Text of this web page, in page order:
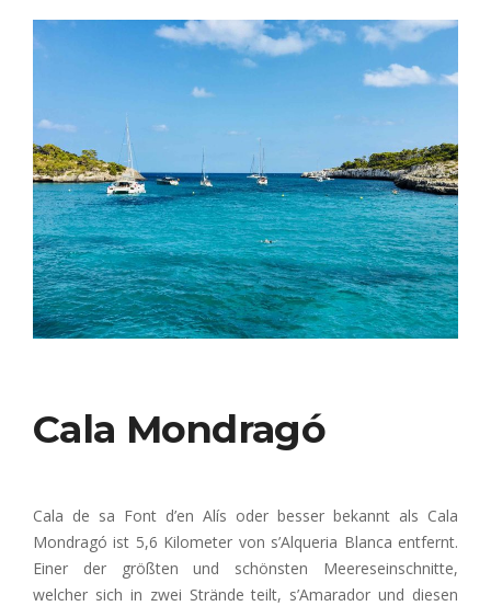
Cala Mondragó
Cala de sa Font d’en Alís oder besser bekannt als Cala
Mondragó ist 5,6 Kilometer von s’Alqueria Blanca entfernt.
Einer der größten und schönsten Meereseinschnitte,
welcher sich in zwei Strände teilt, s’Amarador und diesen